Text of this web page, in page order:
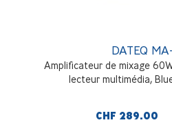
DATEQ
Amplificateur de mixage
lecteur multimédia,
CHF 289.00